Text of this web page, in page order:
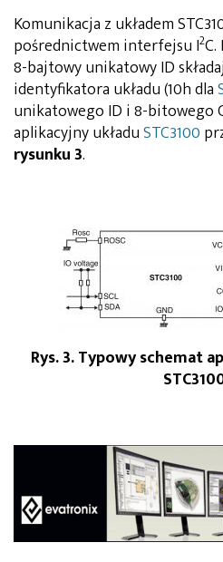
Komunikacja z układem
pośrednictwem interfejsu I2
8-bajtowy unikatowy ID
identyfikatora układu (10h dla
unikatowego ID i 8-bitowego
aplikacyjny układuSTC3100
rysunku 3.
Rys. 3. Typowy schemat